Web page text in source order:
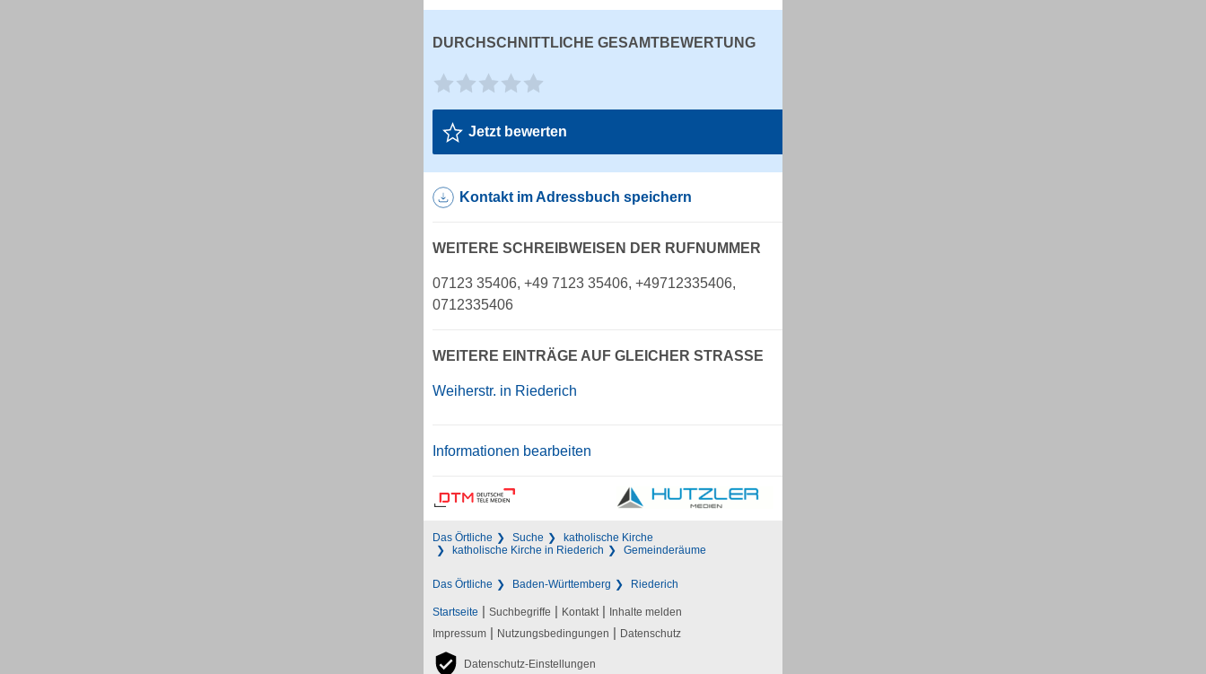
DURCHSCHNITTLICHE GESAMTBEWERTUNG
Jetzt bewerten
Kontakt im Adressbuch speichern
WEITERE SCHREIBWEISEN DER RUFNUMMER
07123 35406, +49 7123 35406, +49712335406,
0712335406
WEITERE EINTRÄGE AUF GLEICHER STRASSE
Weiherstr. in Riederich
Informationen bearbeiten
Das Örtliche Suche
katholische Kirche
katholische Kirche in Riederich
Gemeinderäume
Das Örtliche Baden-Württemberg Riederich
Startseite | Suchbegriffe | Kontakt | Inhalte melden
Impressum | Nutzungsbedingungen | Datenschutz
Datenschutz-Einstellungen